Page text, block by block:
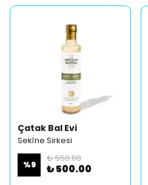
Çatak Bal Evi
Sekîne Sirkesi
%9
₺ 550.00
₺ 500.00